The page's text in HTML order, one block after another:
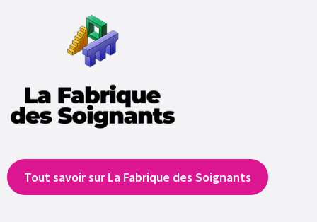
Tout savoir sur La Fabrique des Soignants